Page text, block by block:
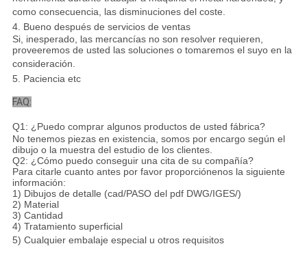
como consecuencia, las disminuciones del coste.
4. Bueno después de servicios de ventas
Si, inesperado, las mercancías no son resolver requieren,
proveeremos de usted las soluciones o tomaremos el suyo en la
consideración.
5. Paciencia etc
FAQ:
Q1: ¿Puedo comprar algunos productos de usted fábrica?
No tenemos piezas en existencia, somos por encargo según el
dibujo o la muestra del estudio de los clientes.
Q2: ¿Cómo puedo conseguir una cita de su compañía?
Para citarle cuanto antes por favor proporciónenos la siguiente
información:
1) Dibujos de detalle (cad/PASO del pdf DWG/IGES/)
2) Material
3) Cantidad
4) Tratamiento superficial
5) Cualquier embalaje especial u otros requisitos